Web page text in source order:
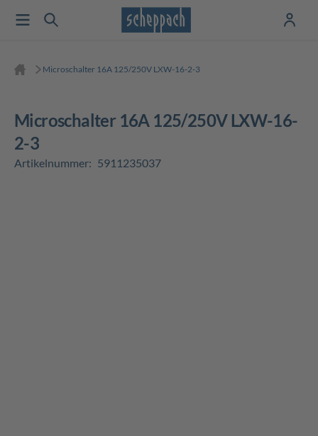
Microschalter 16A 125/250V LXW-16-2-3
Microschalter 16A 125/250V LXW-16-
2-3
Artikelnummer: 5911235037